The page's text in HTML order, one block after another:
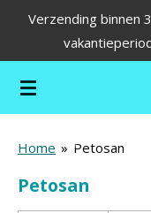
de
hoofdinhoud
Verzending binnen
Home » Petosan
Petosan